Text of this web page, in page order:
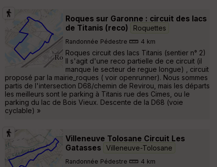
Roques sur Garonne : circuit des lacs
de Titanis (reco)
Roquettes
Randonnée Pédestre 4 km
Roques circuit des lacs Titanis (sentier n° 2)
Il s'agit d'une reco partielle de ce circuit (il
manque le secteur de regue longue) , circuit
proposé par la mairie_roques ( voir openrunner). Nous sommes
partis de l'intersection D68/chemin de Revirou, mais les départs
les meilleurs sont le parking à Titanis rue des Cimes, ou le
parking du lac de Bois Vieux. Descente de la D68 (voie
cyclable) »
Villeneuve Tolosane Circuit Les
Gatasses
Villeneuve-Tolosane
Randonnée Pédestre 4 km